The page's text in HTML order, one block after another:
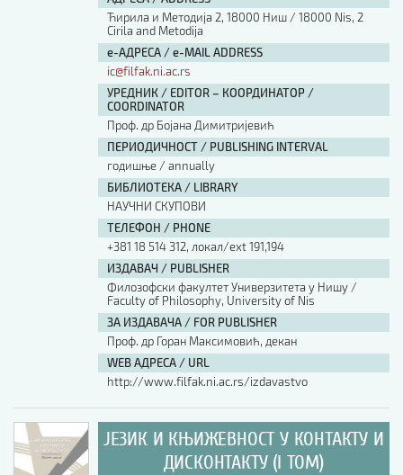
Ћирила и Методија 2, 18000 Ниш / 18000 Nis, 2
Cirila and Metodija
е-АДРЕСА / e-MAIL ADDRESS
ic@filfak.ni.ac.rs
УРЕДНИК / EDITOR – КООРДИНАТОР /
COORDINATOR
Проф. др Бојана Димитријевић
ПЕРИОДИЧНОСТ / PUBLISHING INTERVAL
годишње / annually
БИБЛИОТЕКА / LIBRARY
НАУЧНИ СКУПОВИ
ТЕЛЕФОН / PHONE
+381 18 514 312, локал/ext 191,194
ИЗДАВАЧ / PUBLISHER
Филозофски факултет Универзитета у Нишу /
Faculty of Philosophy, University of Nis
ЗА ИЗДАВАЧА / FOR PUBLISHER
Проф. др Горан Максимовић, декан
WEB АДРЕСА / URL
http://www.filfak.ni.ac.rs/izdavastvo
ЈЕЗИК И КЊИЖЕВНОСТ У КОНТАКТУ И
ДИСКОНТАКТУ (I ТОМ)